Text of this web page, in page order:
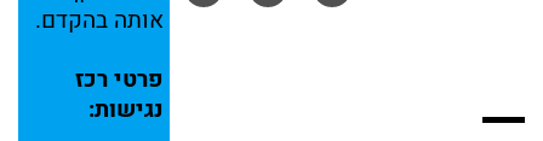
אותה בהקדם.
פרטירכז
נגישות: